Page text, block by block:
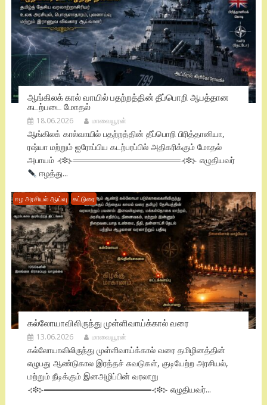
ஆங்கிலக் கால் வாயில் பதற்றத்தின் தீப்பொறி ஆபத்தான
கடற்படை மோதல்
18.06.2026 மாவையூரன்
ஆங்கிலக் கால்வாயில் பதற்றத்தின் தீப்பொறி பிரித்தானியா,
ரஷ்யா மற்றும் ஐரோப்பிய கடற்பரப்பில் அதிகரிக்கும் மோதல்
அபாயம் ⊰❉⊱══════════════════⊰❉⊱ எழுதியவர்
ஈழத்து...
ஈழ அரசியல் ஆய்வு கட்டுரை
கல்லோயாவிலிருந்து முள்ளிவாய்க்கால் வரை
13.06.2026 மாவையூரன்
கல்லோயாவிலிருந்து முள்ளிவாய்க்கால் வரை தமிழினத்தின்
எழுபது ஆண்டுகால இரத்தச் சுவடுகள், குடியேற்ற அரசியல்,
மற்றும் நீடிக்கும் இனஅழிப்பின் வரலாறு
⊰❉⊱══════════════════⊰❉⊱ எழுதியவர்...